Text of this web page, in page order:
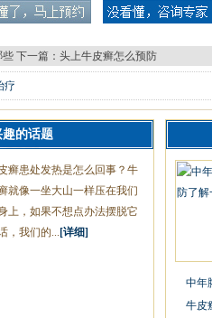
些 下一篇： 头上牛皮癣怎么预防
疗
的话题
癣患处发热是怎么回事？牛
就像一坐大山一样压在我们
上，如果不想点办法摆脱它
，我们的... [详细]
中年
牛皮